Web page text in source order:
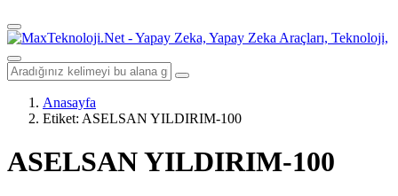
Anasayfa
Etiket: ASELSAN YILDIRIM-100
ASELSAN YILDIRIM-100